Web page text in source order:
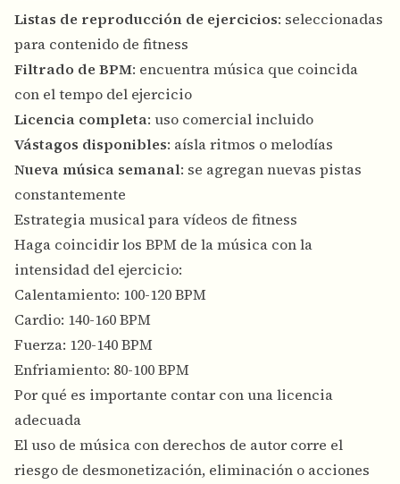
Listas de reproducción de ejercicios: seleccionadas
para contenido de fitness
Filtrado de BPM: encuentra música que coincida
con el tempo del ejercicio
Licencia completa: uso comercial incluido
Vástagos disponibles: aísla ritmos o melodías
Nueva música semanal: se agregan nuevas pistas
constantemente
Estrategia musical para vídeos de fitness
Haga coincidir los BPM de la música con la
intensidad del ejercicio:
Calentamiento: 100-120 BPM
Cardio: 140-160 BPM
Fuerza: 120-140 BPM
Enfriamiento: 80-100 BPM
Por qué es importante contar con una licencia
adecuada
El uso de música con derechos de autor corre el
riesgo de desmonetización, eliminación o acciones